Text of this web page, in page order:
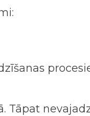
Tāpat